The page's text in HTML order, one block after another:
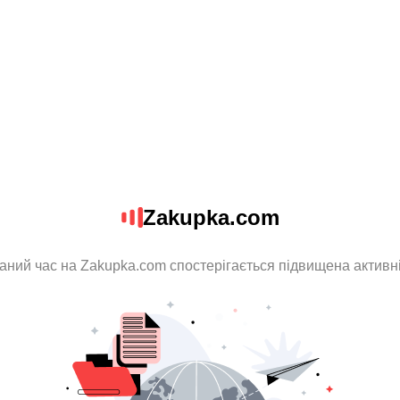
Zakupka.com
час на Zakupka.com спостерігається підвищена